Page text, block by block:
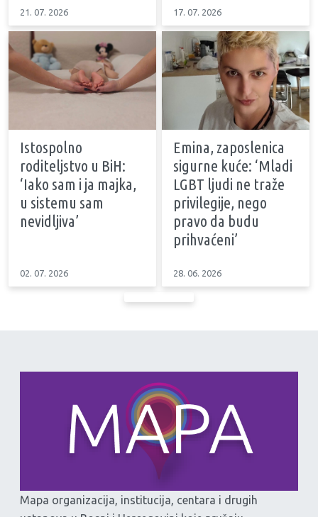
21. 07. 2026 17. 07. 2026
Istospolno
roditeljstvo u BiH:
‘Iako sam i ja majka,
u sistemu sam
nevidljiva’
02. 07. 2026
Emina, zaposlenica
sigurne kuće: ‘Mladi
LGBT ljudi ne traže
privilegije, nego
pravo da budu
prihvaćeni’
28. 06. 2026
Mapa organizacija, institucija, centara i drugih